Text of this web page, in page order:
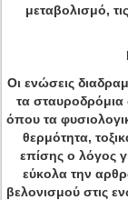
μεταβολισμό,
Οι ενώσεις
τα σταυροδρόμια
όπου τα
θερμότητα,
επίσης ο λόγος
εύκολα την
βελονισμού στις